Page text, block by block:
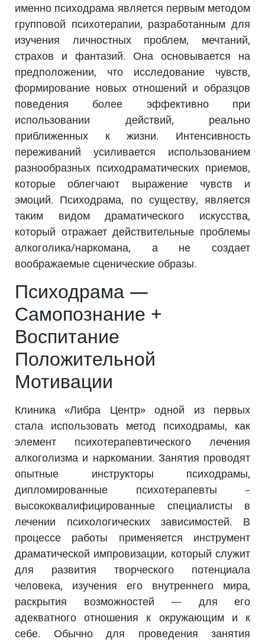
именно психодрама является первым методом
групповой психотерапии, разработанным для
изучения личностных проблем, мечтаний,
страхов и фантазий. Она основывается на
предположении, что исследование чувств,
формирование новых отношений и образцов
поведения более эффективно при
использовании действий, реально
приближенных к жизни. Интенсивность
переживаний усиливается использованием
разнообразных психодраматических приемов,
которые облегчают выражение чувств и
эмоций. Психодрама, по существу, является
таким видом драматического искусства,
который отражает действительные проблемы
алкоголика/наркомана, а не создает
воображаемые сценические образы.
Психодрама —
Самопознание +
Воспитание
Положительной
Мотивации
Клиника «Либра Центр» одной из первых
стала использовать метод психодрамы, как
элемент психотерапевтического лечения
алкоголизма и наркомании. Занятия проводят
опытные инструкторы психодрамы,
дипломированные психотерапевты –
высококвалифицированные специалисты в
лечении психологических зависимостей. В
процессе работы применяется инструмент
драматической импровизации, который служит
для развития творческого потенциала
человека, изучения его внутреннего мира,
раскрытия возможностей — для его
адекватного отношения к окружающим и к
себе. Обычно для проведения занятия